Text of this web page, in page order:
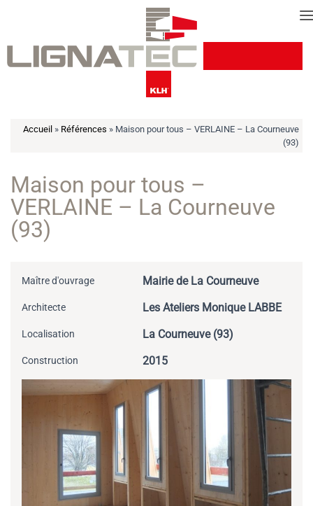
Accueil » Références » Maison pour tous – VERLAINE – La Courneuve
(93)
Maison pour tous –
VERLAINE – La Courneuve
(93)
Maître d'ouvrage Mairie de La Courneuve
Architecte Les Ateliers Monique LABBE
Localisation La Courneuve (93)
Construction 2015